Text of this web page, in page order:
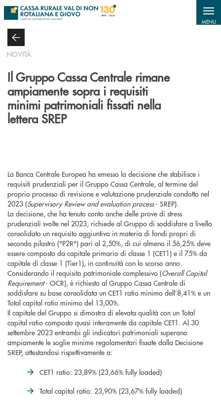
Salta al contenuto principale
MENU
NOVITÀ
Il Gruppo Cassa Centrale rimane
ampiamente sopra i requisiti
minimi patrimoniali fissati nella
lettera SREP
La Banca Centrale Europea ha emesso la decisione che stabilisce i
requisiti prudenziali per il Gruppo Cassa Centrale, al termine del
proprio processo di revisione e valutazione prudenziale condotto nel
2023 (Supervisory Review and evaluation process- SREP).
La decisione, che ha tenuto conto anche delle prove di stress
prudenziali svolte nel 2023, richiede al Gruppo di soddisfare a livello
consolidato un requisito aggiuntivo in materia di fondi propri di
secondo pilastro ("P2R") pari al 2,50%, di cui almeno il 56,25% deve
essere composto da capitale primario di classe 1 (CET1) e il 75% da
capitale di classe 1 (Tier1), in continuità con lo scorso anno.
Considerando il requisito patrimoniale complessivo (Overall Capital
Requirement- OCR), è richiesto al Gruppo Cassa Centrale di
soddisfare su base consolidata un CET1 ratio minimo dell’8,41% e un
Total capital ratio minimo del 13,00%.
Il capitale del Gruppo si dimostra di elevata qualità con un Total
capital ratio composto quasi interamente da capitale CET1. Al 30
settembre 2023 entrambi gli indicatori patrimoniali superano
ampiamente le soglie minime regolamentari fissate dalla Decisione
SREP, attestandosi rispettivamente a:
CET1 ratio: 23,89% (23,66% fully loaded)
Total capital ratio: 23,90% (23,67% fully loaded)